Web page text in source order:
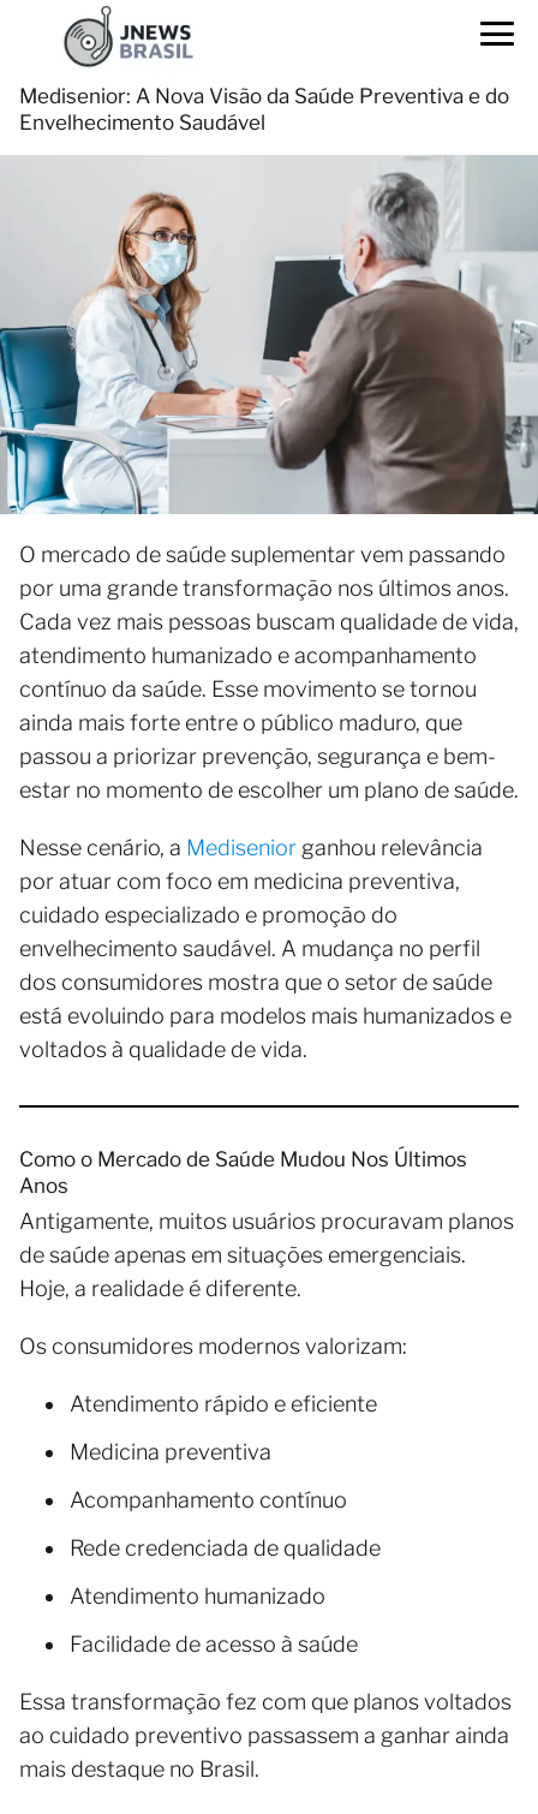
Medisenior: A Nova Visão da Saúde Preventiva e do
Envelhecimento Saudável
O mercado de saúde suplementar vem passando
por uma grande transformação nos últimos anos.
Cada vez mais pessoas buscam qualidade de vida,
atendimento humanizado e acompanhamento
contínuo da saúde. Esse movimento se tornou
ainda mais forte entre o público maduro, que
passou a priorizar prevenção, segurança e bem-
estar no momento de escolher um plano de saúde.
Nesse cenário, a Medisenior ganhou relevância
por atuar com foco em medicina preventiva,
cuidado especializado e promoção do
envelhecimento saudável. A mudança no perfil
dos consumidores mostra que o setor de saúde
está evoluindo para modelos mais humanizados e
voltados à qualidade de vida.
Como o Mercado de Saúde Mudou Nos Últimos
Anos
Antigamente, muitos usuários procuravam planos
de saúde apenas em situações emergenciais.
Hoje, a realidade é diferente.
Os consumidores modernos valorizam:
Atendimento rápido e eficiente
Medicina preventiva
Acompanhamento contínuo
Rede credenciada de qualidade
Atendimento humanizado
Facilidade de acesso à saúde
Essa transformação fez com que planos voltados
ao cuidado preventivo passassem a ganhar ainda
mais destaque no Brasil.